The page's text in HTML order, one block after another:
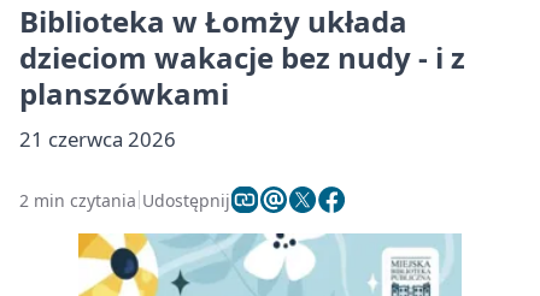
Biblioteka w Łomży układa
dzieciom wakacje bez nudy - i z
planszówkami
21 czerwca 2026
2 min czytania Udostępnij